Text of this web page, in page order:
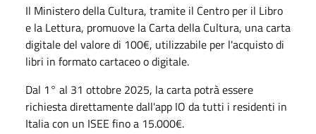
Il Ministero della Cultura, tramite il Centro per il Libro
e la Lettura, promuove la Carta della Cultura, una carta
digitale del valore di 100€, utilizzabile per l'acquisto di
libri in formato cartaceo o digitale.
Dal 1° al 31 ottobre 2025, la carta potrà essere
richiesta direttamente dall'app IO da tutti i residenti in
Italia con un ISEE fino a 15.000€.